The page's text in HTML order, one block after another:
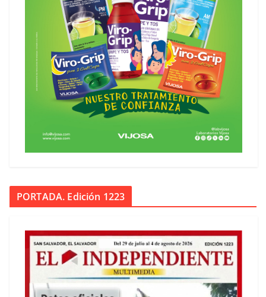
PORTADA. Edición 1223